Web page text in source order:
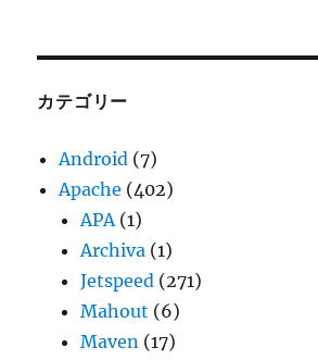
ブ
カテゴリー
Android (7)
Apache (402)
APA(1)
Archiva (1)
Jetspeed (271)
Mahout (6)
Maven (17)